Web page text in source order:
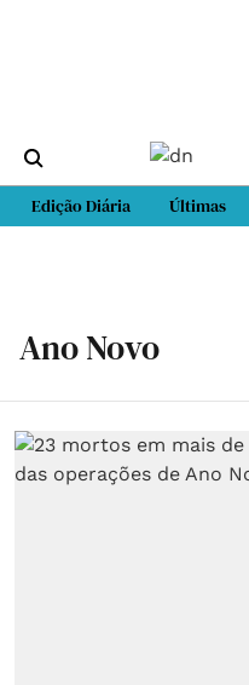
Edição Diária Últimas
Ano Novo